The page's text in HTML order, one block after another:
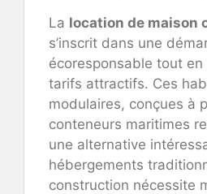
La location de maison
s’inscrit dans une
écoresponsable tout
tarifs attractifs. Ces
modulaires, conçues à
conteneurs maritimes
une alternative
hébergements
construction nécessite